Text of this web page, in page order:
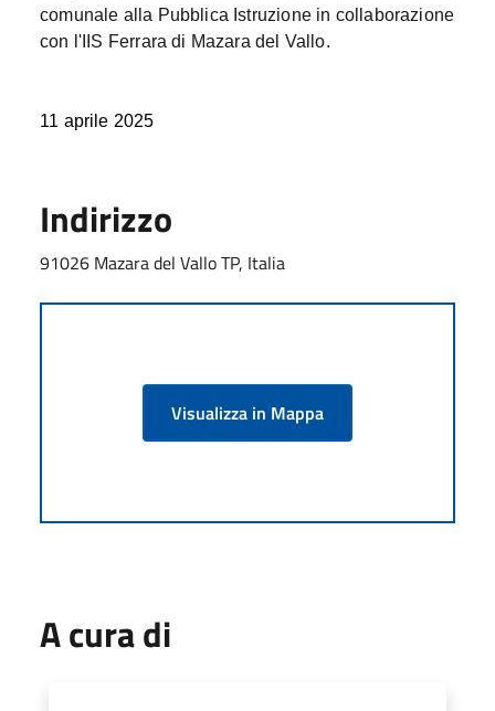
comunale alla Pubblica Istruzione in collaborazione
con l'IIS Ferrara di Mazara del Vallo.
11 aprile 2025
Indirizzo
91026 Mazara del Vallo TP, Italia
Visualizza in Mappa
A cura di